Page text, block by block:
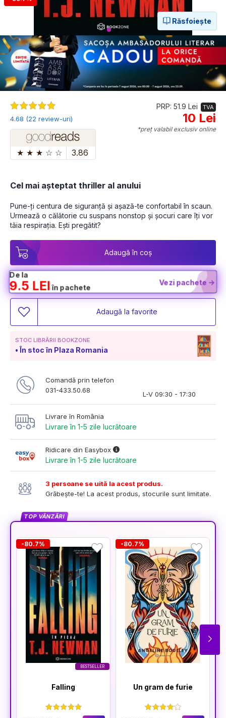
Răsfoiește
4.68 (22 review-uri)
★ ★ ★ ☆ ☆ 3.86
PRP: 51.9 Lei TVA
10 Lei
*preț valabil exclusiv online
Cel mai așteptat thriller al anului
Pune-ți centura de siguranță și așază-te confortabil în scaun.
Urmează o călătorie cu suspans nonstop și șocuri care îți vor
tăia respirația. Ești pregătit?
Adaugă în coș
De la
9.5 LEI în pachete
Vezi pachete ->
Adaugă la favorite
STOC LIBRĂRII BOOKZONE
În stoc în Plaza Romania
Comandă prin telefon
031-433.50.68
L-V 09:30 - 17:30
Livrare în România
Livrare în 1-5 zile lucrătoare
Ridicare din Easybox
Livrare în 1-5 zile lucrătoare
3 persoane se uită la acest produs.
Grăbește-te! La acest produs, stocurile sunt limitate.
TOP VÂNZĂRI
BESTSELLER
-80.7%
Falling
-80.7%
Un gram de furie